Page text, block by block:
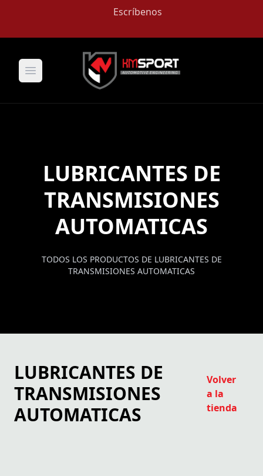
Escríbenos
Open main menu
LUBRICANTES DE
TRANSMISIONES
AUTOMATICAS
TODOS LOS PRODUCTOS DE LUBRICANTES DE
TRANSMISIONES AUTOMATICAS
LUBRICANTES DE
TRANSMISIONES
AUTOMATICAS
Volver
a la
tienda